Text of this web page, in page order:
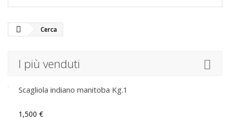
Cerca
I più venduti
Scagliola indiano manitoba Kg.1
1,500 €